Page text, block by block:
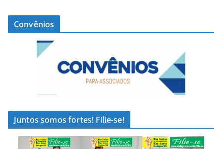
Convênios
Juntos somos fortes! Filie-se!